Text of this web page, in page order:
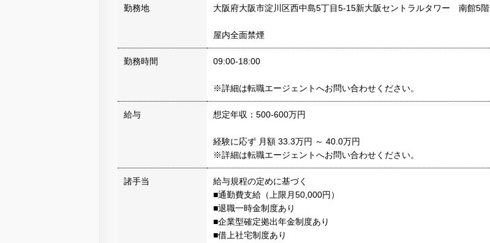
勤務地 大阪府大阪市淀川区西中島5丁目5-15新大阪セントラルタワー 南館5階
屋内全面禁煙
勤務時間 09:00-18:00
※詳細は転職エージェントへお問い合わせください。
給与 想定年収：500-600万円
経験に応ず 月額 33.3万円 ～ 40.0万円
※詳細は転職エージェントへお問い合わせください。
諸手当
給与規程の定めに基づく
■通勤費支給（上限月50,000円）
■退職一時金制度あり
■企業型確定拠出年金制度あり
■借上社宅制度あり